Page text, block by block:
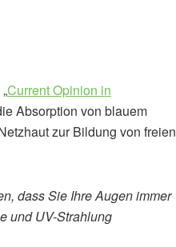
Current Opinion in
Absorption von blauem
zur Bildung von freien
dass Sie Ihre Augen immer
und UV-Strahlung